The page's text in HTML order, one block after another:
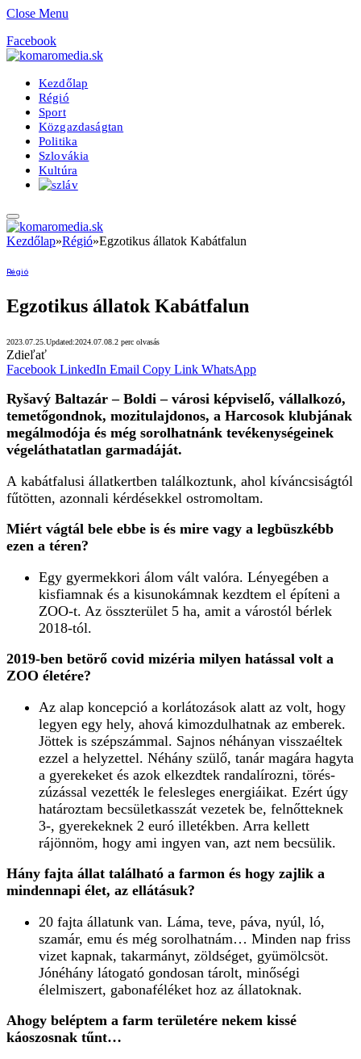
Close Menu
Facebook
Kezdőlap
Régió
Sport
Közgazdaságtan
Politika
Szlovákia
Kultúra
Kezdőlap»Régió»Egzotikus állatok Kabátfalun
Régió
Egzotikus állatok Kabátfalun
2023.07.25. Updated:2024.07.08. 2 perc olvasás
Zdieľať
Facebook LinkedIn Email Copy Link WhatsApp
Ryšavý Baltazár – Boldi – városi képviselő, vállalkozó,
temetőgondnok, mozitulajdonos, a Harcosok klubjának
megálmodója és még sorolhatnánk tevékenységeinek
végeláthatatlan garmadáját.
A kabátfalusi állatkertben találkoztunk, ahol kíváncsiságtól
fűtötten, azonnali kérdésekkel ostromoltam.
Miért vágtál bele ebbe is és mire vagy a legbüszkébb
ezen a téren?
Egy gyermekkori álom vált valóra. Lényegében a
kisfiamnak és a kisunokámnak kezdtem el építeni a
ZOO-t. Az összterület 5 ha, amit a várostól bérlek
2018-tól.
2019-ben betörő covid mizéria milyen hatással volt a
ZOO életére?
Az alap koncepció a korlátozások alatt az volt, hogy
legyen egy hely, ahová kimozdulhatnak az emberek.
Jöttek is szépszámmal. Sajnos néhányan visszaéltek
ezzel a helyzettel. Néhány szülő, tanár magára hagyta
a gyerekeket és azok elkezdtek randalírozni, törés-
zúzással vezették le felesleges energiáikat. Ezért úgy
határoztam becsületkasszát vezetek be, felnőtteknek
3-, gyerekeknek 2 euró illetékben. Arra kellett
rájönnöm, hogy ami ingyen van, azt nem becsülik.
Hány fajta állat található a farmon és hogy zajlik a
mindennapi élet, az ellátásuk?
20 fajta állatunk van. Láma, teve, páva, nyúl, ló,
szamár, emu és még sorolhatnám… Minden nap friss
vizet kapnak, takarmányt, zöldséget, gyümölcsöt.
Jónéhány látogató gondosan tárolt, minőségi
élelmiszert, gabonaféléket hoz az állatoknak.
Ahogy beléptem a farm területére nekem kissé
káoszosnak tűnt…